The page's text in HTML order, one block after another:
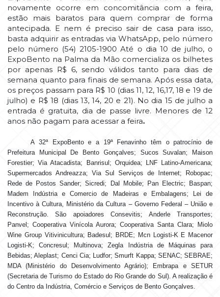
novamente ocorre em concomitância com a feira,
estão mais baratos para quem comprar de forma
antecipada. E nem é preciso sair de casa para isso,
basta adquirir as entradas via WhatsApp, pelo número
pelo número (54) 2105-1900 Até o dia 10 de julho, o
ExpoBento na Palma da Mão comercializa os bilhetes
por apenas R$ 6, sendo válidos tanto para dias de
semana quanto para finais de semana. Após essa data,
os preços passam para R$ 10 (dias 11, 12, 16,17, 18 e 19 de
julho) e R$ 18 (dias 13, 14, 20 e 21). No dia 15 de julho a
entrada é gratuita, dia de passe livre. Menores de 12
anos não pagam para acessar a feira.
A 32ª ExpoBento e a 19ª Fenavinho têm o patrocínio de
Prefeitura Municipal De Bento Gonçalves; Sucos Suvalan; Maison
Forestier; Via Atacadista; Banrisul; Orquidea; LNF Latino-Americana;
Supermercados Andreazza; Via Sul Serviços de Internet; Robopac;
Rede de Postos Sander; Sicredi; Dal Mobile; Pan Electric; Baspan;
Madem Indústria e Comercio de Madeiras e Embalagens; Lei de
Incentivo à Cultura, Ministério da Cultura – Governo Federal – União e
Reconstrução. São apoiadores Consevitis; Anderle Transportes;
Panvel; Cooperativa Vinícola Aurora; Cooperativa Santa Clara; Miolo
Wine Group Vitivinicultura; Badesul; BRDE; Mcn Logisti-K E Macenor
Logisti-K; Concresul; Multinova; Zegla Indústria de Máquinas para
Bebidas; Aleplast; Cenci Cia; Ludfor; Smurft Kappa; SENAC; SEBRAE;
MDA (Ministério do Desenvolvimento Agrário); Embrapa e SETUR
(Secretaria de Turismo do Estado do Rio Grande do Sul). A realização é
do Centro da Indústria, Comércio e Serviços de Bento Gonçalves.